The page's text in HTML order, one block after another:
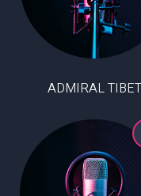
ADMIRAL TIBET